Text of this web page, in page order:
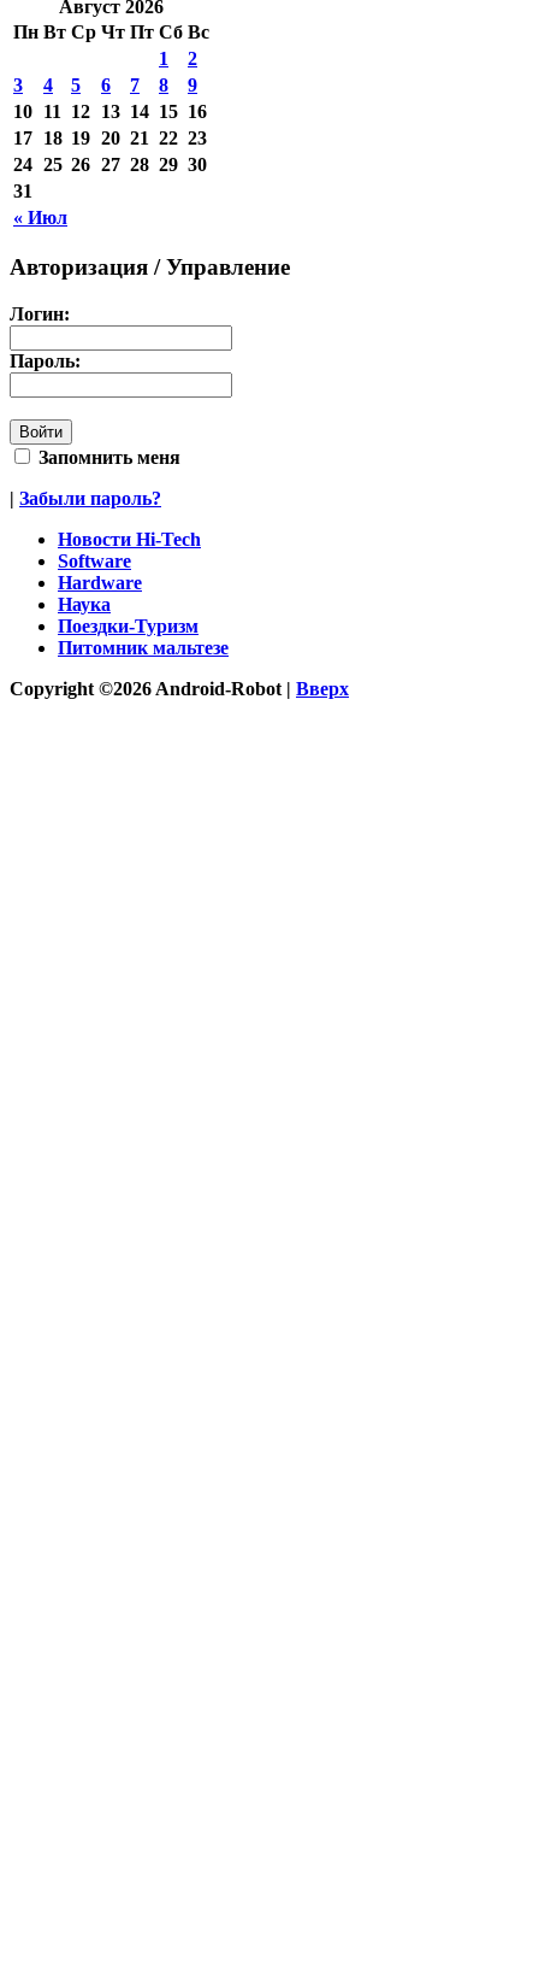
Август 2026
Пн Вт Ср Чт Пт Сб Вс
« Июл
1
2
3
4 5 6 7 8
9
10 11 12 13 14 15 16
17 18 19 20 21 22 23
24 25 26 27 28 29 30
31
Авторизация / Управление
Логин:
Пароль:
Запомнить меня
| Забыли пароль?
Новости Hi-Tech
Software
Hardware
Наука
Поездки-Туризм
Питомник мальтезе
Copyright ©2026 Android-Robot | Вверх